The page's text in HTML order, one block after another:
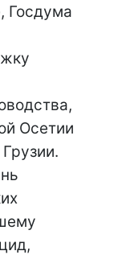
Госдума
Осетии